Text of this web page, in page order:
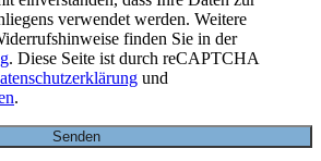
verwendet werden. Weitere
finden Sie in der
. Diese Seite ist durch reCAPTCHA
und
.